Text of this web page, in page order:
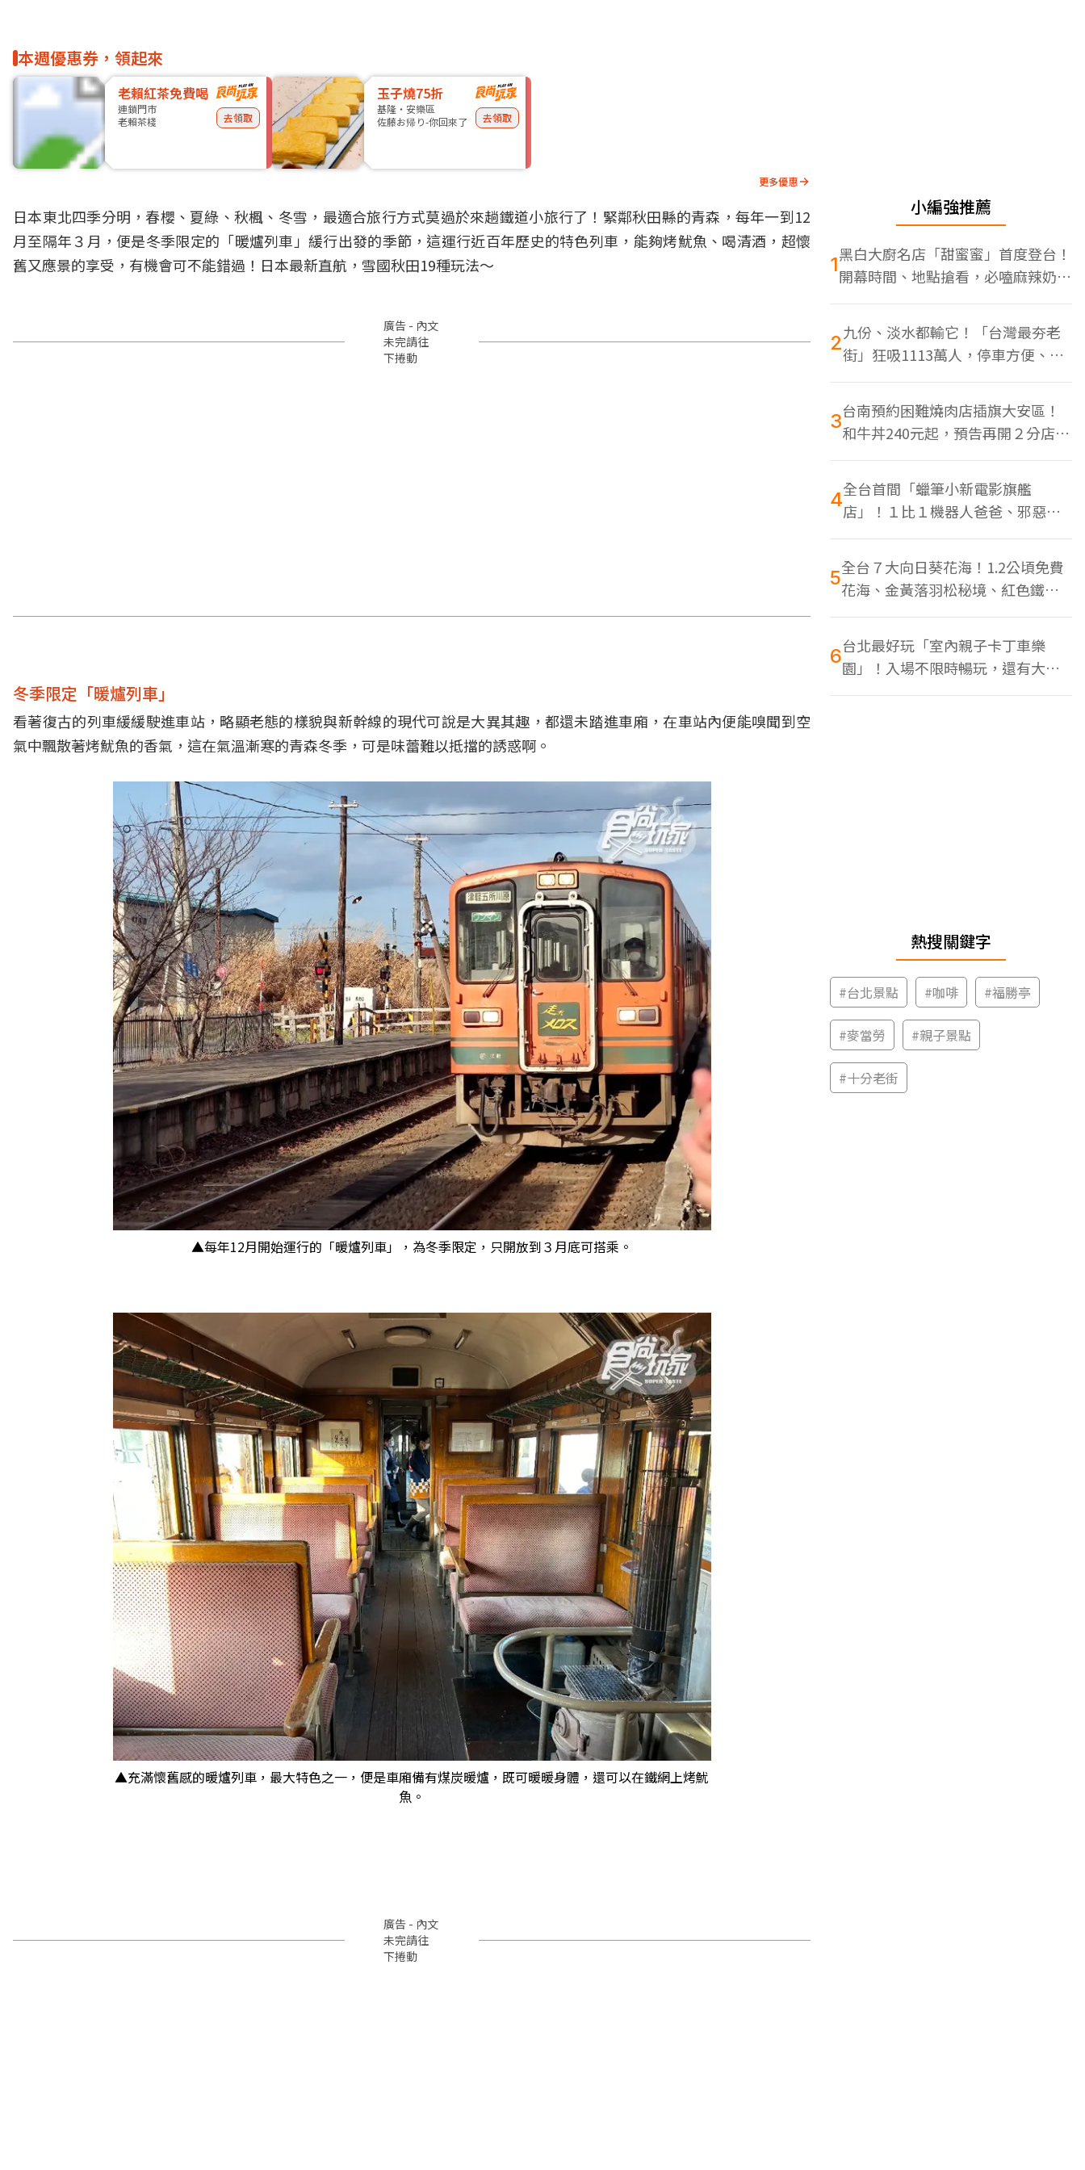
本週優惠券，領起來
老賴紅茶免費喝
連鎖門市
老賴茶棧
去領取
玉子燒75折
基隆・安樂區
佐藤お帰り-你回來了
去領取
更多優惠
日本東北四季分明，春櫻、夏綠、秋楓、冬雪，最適合旅行方式莫過於來趟鐵道小旅行了！緊鄰秋田縣的青森，每年一到12
月至隔年３月，便是冬季限定的「暖爐列車」緩行出發的季節，這運行近百年歷史的特色列車，能夠烤魷魚、喝清酒，超懷
舊又應景的享受，有機會可不能錯過！ 日本最新直航，雪國秋田19種玩法～
廣告 - 內文
未完請往
下捲動
冬季限定「暖爐列車」
看著復古的列車緩緩駛進車站，略顯老態的樣貌與新幹線的現代可說是大異其趣，都還未踏進車廂，在車站內便能嗅聞到空
氣中飄散著烤魷魚的香氣，這在氣溫漸寒的青森冬季，可是味蕾難以抵擋的誘惑啊。
▲每年12月開始運行的「暖爐列車」，為冬季限定，只開放到３月底可搭乘。
▲充滿懷舊感的暖爐列車，最大特色之一，便是車廂備有煤炭暖爐，既可暖暖身體，還可以在鐵網上烤魷
魚。
廣告 - 內文
未完請往
下捲動
小編強推薦
1黑白大廚名店「甜蜜蜜」首度登台！
開幕時間、地點搶看，必嗑麻辣奶油
蝦
2九份、淡水都輸它！「台灣最夯老
街」狂吸1113萬人，停車方便、特
色美食多
3台南預約困難燒肉店插旗大安區！
和牛丼240元起，預告再開２分店、
地點曝光
4全台首間「蠟筆小新電影旗艦
店」！１比１機器人爸爸、邪惡正
男，百款周邊買翻
5全台７大向日葵花海！1.2公頃免費
花海、金黃落羽松秘境、紅色鐵橋
同框
6台北最好玩「室內親子卡丁車樂
園」！入場不限時暢玩，還有大螢
幕Switch遊戲區
熱搜關鍵字
#台北景點 #咖啡 #福勝亭
#麥當勞 #親子景點
#十分老街